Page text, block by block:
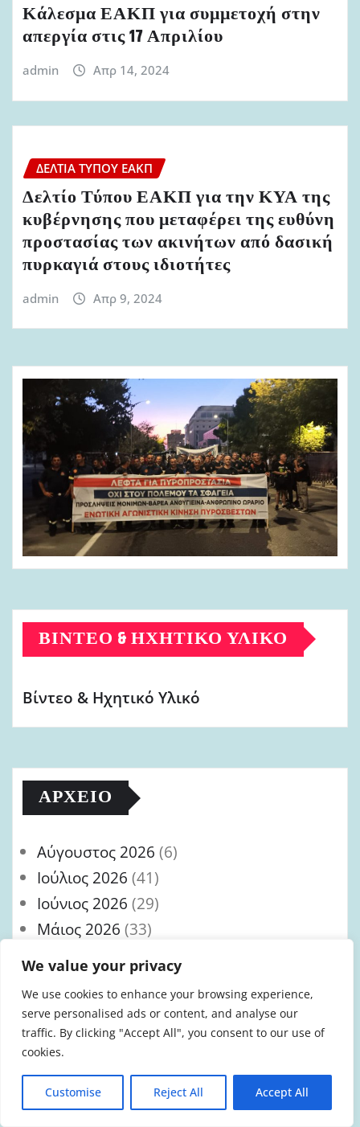
We value your privacy
We use cookies to enhance your browsing experience,
serve personalised ads or content, and analyse our
traffic. By clicking "Accept All", you consent to our use of
cookies.
Customise Reject All Accept All
Κάλεσμα ΕΑΚΠ για συμμετοχή στην
απεργία στις 17 Απριλίου
admin Απρ 14, 2024
ΔΕΛΤΊΑ ΤΎΠΟΥ ΕΑΚΠ
Δελτίο Τύπου ΕΑΚΠ για την ΚΥΑ της
κυβέρνησης που μεταφέρει της ευθύνη
προστασίας των ακινήτων από δασική
πυρκαγιά στους ιδιοτήτες
admin Απρ 9, 2024
ΒΊΝΤΕΟ & ΗΧΗΤΙΚΌ ΥΛΙΚΌ
Βίντεο & Ηχητικό Υλικό
ΑΡΧΕΊΟ
Αύγουστος 2026 (6)
Ιούλιος 2026 (41)
Ιούνιος 2026 (29)
Μάιος 2026 (33)
Απρίλιος 2026
(48)
Μάρτιος 2026
Φεβρουάριος 2026(22)
Ιανουάριος 2026(11)
Δεκέμβριος 2025
Νοέμβριος 2025(5)
Οκτώβριος 2025(8)